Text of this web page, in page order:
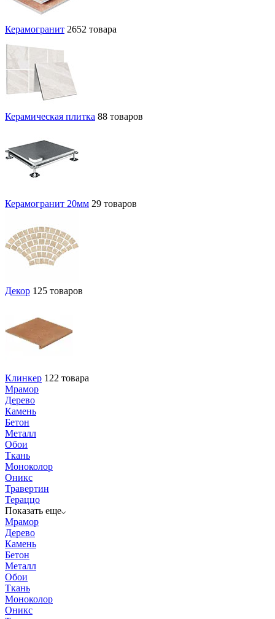
Керамогранит 2652 товара
Керамическая плитка 88 товаров
Керамогранит 20мм 29 товаров
Декор 125 товаров
Клинкер 122 товара
Мрамор
Дерево
Камень
Бетон
Металл
Обои
Ткань
Моноколор
Оникс
Травертин
Тераццо
Показать еще
Мрамор
Дерево
Камень
Бетон
Металл
Обои
Ткань
Моноколор
Оникс